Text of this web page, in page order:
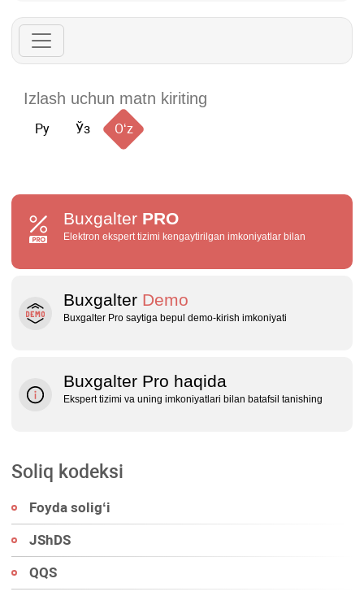
Ру Ўз Oʻz
Buxgalter PRO
Elektron ekspert tizimi kengaytirilgan imkoniyatlar bilan
Buxgalter Demo
Buxgalter Pro saytiga bepul demo‑kirish imkoniyati
Buxgalter Pro haqida
Ekspert tizimi va uning imkoniyatlari bilan batafsil tanishing
Soliq kodeksi
Foyda soligʻi
JShDS
QQS